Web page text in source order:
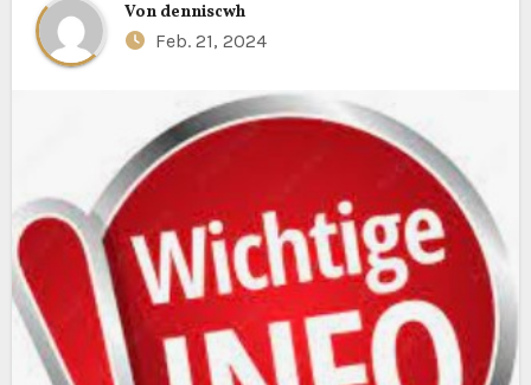
Von denniscwh
Feb. 21, 2024